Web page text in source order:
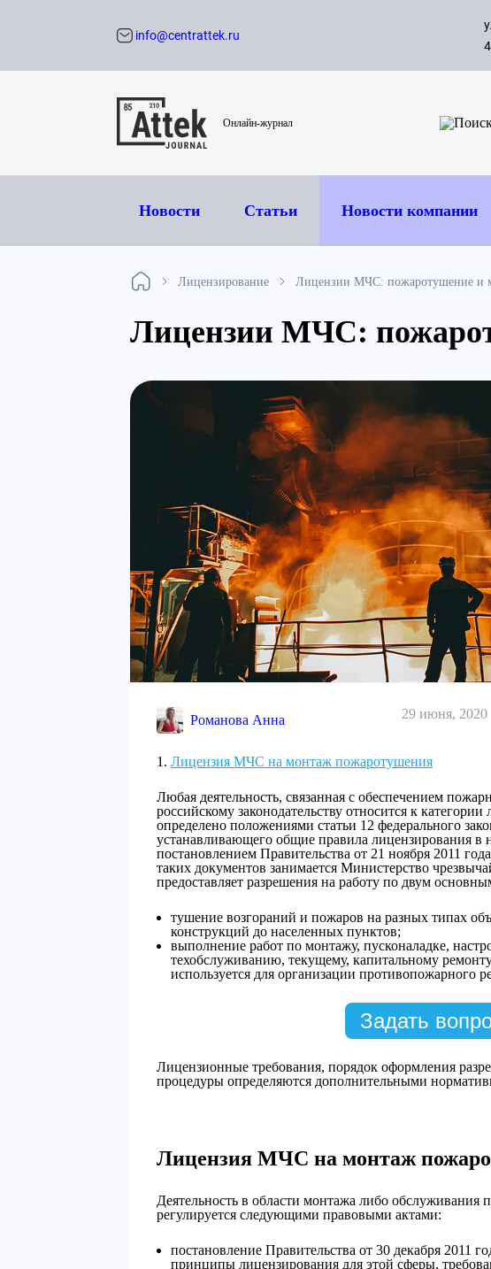
info@centrattek.ru
Онлайн-журнал
Новости Статьи Новости компании
Лицензирование Лицензии МЧС: пожаротушение и
Лицензии МЧС:
Романова Анна 29 июня, 2020
Лицензия МЧС на монтаж пожаротушения
Любая деятельность, связанная с обеспечением
российскому законодательству относится к
определено положениями статьи 12 федерального
устанавливающего общие правила лицензирования в
постановлением Правительства от 21 ноября 2011
таких документов занимается Министерство
предоставляет разрешения на работу по двум
тушение возгораний и пожаров на разных типах
конструкций до населенных пунктов;
выполнение работ по монтажу, пусконаладке,
техобслуживанию, текущему, капитальному
используется для организации противопожарного
Задать
Лицензионные требования, порядок оформления
процедуры определяются дополнительными
Лицензия МЧС на монтаж
Деятельность в области монтажа либо обслуживания
регулируется следующими правовыми актами:
постановление Правительства от 30 декабря 2011
принципы лицензирования для этой сферы,